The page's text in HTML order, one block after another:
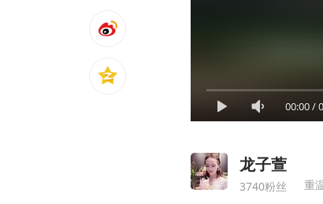
00:00/
龙子萱
3740粉丝 重